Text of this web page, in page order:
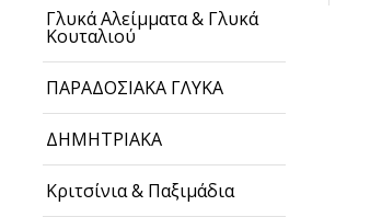
Γλυκά Αλείμματα & Γλυκά
Κουταλιού
ΠΑΡΑΔΟΣΙΑΚΑ ΓΛΥΚΑ
ΔΗΜΗΤΡΙΑΚΑ
Κριτσίνια & Παξιμάδια